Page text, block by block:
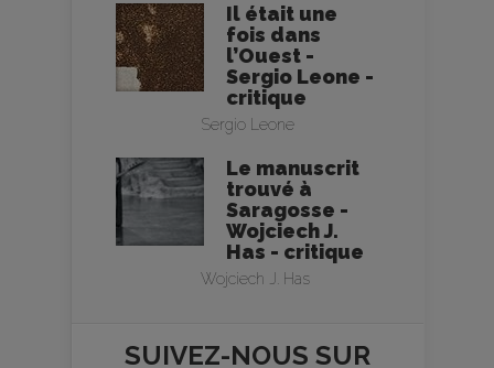
Il était une
fois dans
l’Ouest -
Sergio Leone -
critique
Sergio Leone
Le manuscrit
trouvé à
Saragosse -
Wojciech J.
Has - critique
Wojciech J. Has
SUIVEZ-NOUS SUR